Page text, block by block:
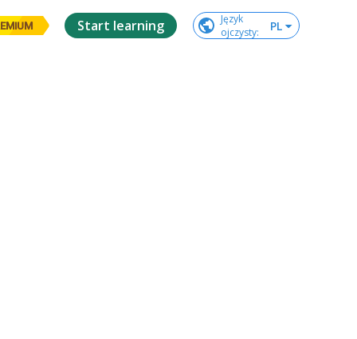
Start learning
Język
ojczysty: PL